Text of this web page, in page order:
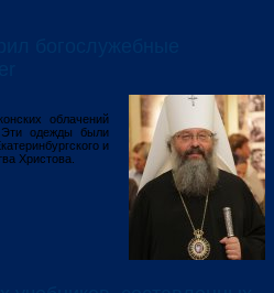
облачений
Эти одежды были
и
Христова.